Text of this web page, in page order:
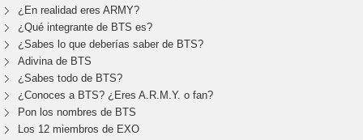
¿En realidad eres ARMY?
¿Qué integrante de BTS es?
¿Sabes lo que deberías saber de BTS?
Adivina de BTS
¿Sabes todo de BTS?
¿Conoces a BTS? ¿Eres A.R.M.Y. o fan?
Pon los nombres de BTS
Los 12 miembros de EXO